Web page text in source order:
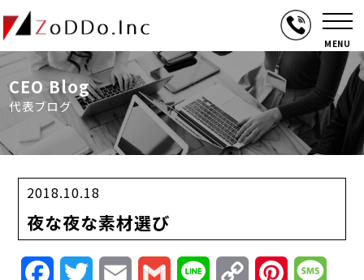
MENU
CEO Blog
代表ブログ
2018.10.18
夜な夜な素材選び
FacebookTwitterEmail Gmail Line
Copy
Pinterest